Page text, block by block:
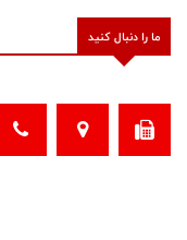
ما را دنبال کنید